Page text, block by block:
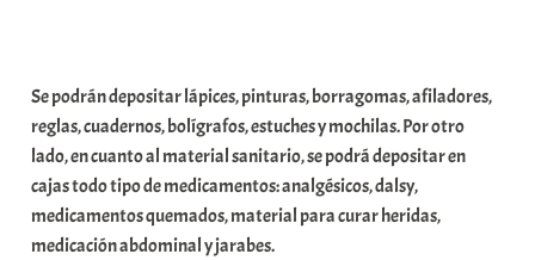
m
Se podrán depositar lápices, pinturas, borragomas, afiladores,
reglas, cuadernos, bolígrafos, estuches y mochilas. Por otro
lado, en cuanto al material sanitario, se podrá depositar en
cajas todo tipo de medicamentos: analgésicos, dalsy,
medicamentos quemados, material para curar heridas,
medicación abdominal y jarabes.